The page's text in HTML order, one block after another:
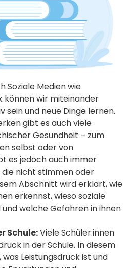
Soziale Medien wie
können wir miteinander
sein und neue Dinge lernen.
gibt es auch viele
Gesundheit – zum
selbst oder von
es jedoch auch immer
nicht stimmen oder
Abschnitt wird erklärt, wie
erkennst, wieso soziale
welche Gefahren in ihnen
Schule: Viele Schüler:innen
in der Schule. In diesem
Leistungsdruck ist und